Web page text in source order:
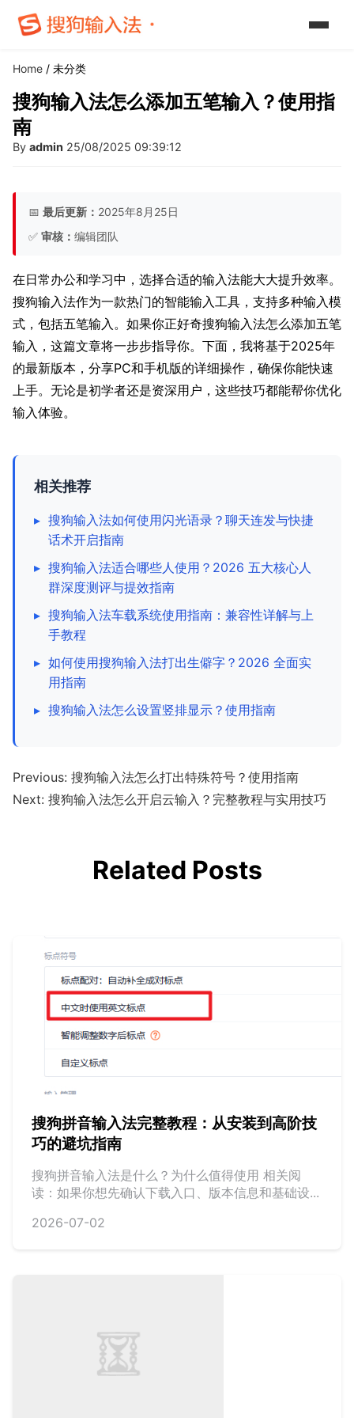
Home / 未分类
搜狗输入法怎么添加五笔输入？使用指
南
By admin 25/08/2025 09:39:12
📅 最后更新： 2025年8月25日
✅ 审核： 编辑团队
在日常办公和学习中，选择合适的输入法能大大提升效率。
搜狗输入法作为一款热门的智能输入工具，支持多种输入模
式，包括五笔输入。如果你正好奇搜狗输入法怎么添加五笔
输入，这篇文章将一步步指导你。下面，我将基于2025年
的最新版本，分享PC和手机版的详细操作，确保你能快速
上手。无论是初学者还是资深用户，这些技巧都能帮你优化
输入体验。
相关推荐
▸ 搜狗输入法如何使用闪光语录？聊天连发与快捷
话术开启指南
▸ 搜狗输入法适合哪些人使用？2026 五大核心人
群深度测评与提效指南
▸ 搜狗输入法车载系统使用指南：兼容性详解与上
手教程
▸ 如何使用搜狗输入法打出生僻字？2026 全面实
用指南
▸ 搜狗输入法怎么设置竖排显示？使用指南
Previous: 搜狗输入法怎么打出特殊符号？使用指南
Next: 搜狗输入法怎么开启云输入？完整教程与实用技巧
Related Posts
搜狗拼音输入法完整教程：从安装到高阶技
巧的避坑指南
搜狗拼音输入法是什么？为什么值得使用 相关阅
读：如果你想先确认下载入口、版本信息和基础设...
2026-07-02